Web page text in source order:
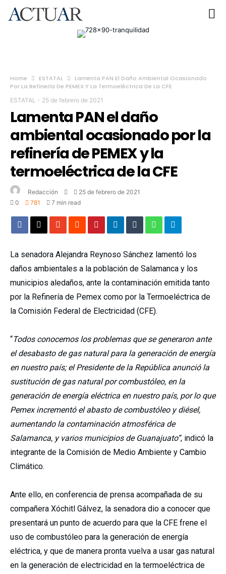
Home ESTATAL
Lamenta PAN El Daño Ambiental Ocasionado
Por La Refinería De PEMEX Y La Termoeléctrica De La CFE
ESTATAL - 25 de febrero de 2021
Lamenta PAN el daño
ambiental ocasionado por la
refinería de PEMEX y la
termoeléctrica de la CFE
Redacción
25 de febrero de 2021
0
781 7 min read
La senadora Alejandra Reynoso Sánchez lamentó los
daños ambientales a la población de Salamanca y los
municipios aledaños, ante la contaminación emitida tanto
por la Refinería de Pemex como por la Termoeléctrica de
la Comisión Federal de Electricidad (CFE).
“Todos conocemos los problemas que se generaron ante
el desabasto de gas natural para la generación de energía
en nuestro país; el Presidente de la República anunció la
sustitución de gas natural por combustóleo, en la
generación de energía eléctrica en nuestro país, por lo que
Pemex incrementó el abasto de combustóleo y diésel,
aumentando la contaminación atmosférica de
Salamanca, y varios municipios de Guanajuato”, indicó la
integrante de la Comisión de Medio Ambiente y Cambio
Climático.
Ante ello, en conferencia de prensa acompañada de su
compañera Xóchitl Gálvez, la senadora dio a conocer que
presentará un punto de acuerdo para que la CFE frene el
uso de combustóleo para la generación de energía
eléctrica, y que de manera pronta vuelva a usar gas natural
en la generación de electricidad en la termoeléctrica de